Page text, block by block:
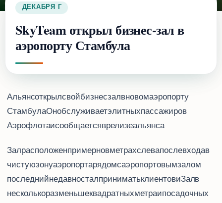
6 ДЕКАБРЯ 2019 Г.
SkyTeam открыл бизнес-зал в
аэропорту Стамбула
Альянс SkyTeam открыл свой бизнес-зал в новом аэропорту
Стамбула. Он обслуживает элитных пассажиров
“Аэрофлота”, Air France, KLM, Tarom, Korean Air, Middle East Airlines и Saudia, сообщается в релизе альянса.
Зал расположен примерно в 200 метрах слева после входа в
чистую зону аэропорта, рядом с аэропортовым залом IGA Lounge
(последний недавно стал принимать клиентов Priority Pass и Lounge Key). Зал SkyTeam в
несколько раз меньше - 582 квадратных метра и 145 посадочных